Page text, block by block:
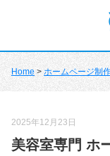
Home > ホームページ制
2025年12月23日
美容室専門 ホ